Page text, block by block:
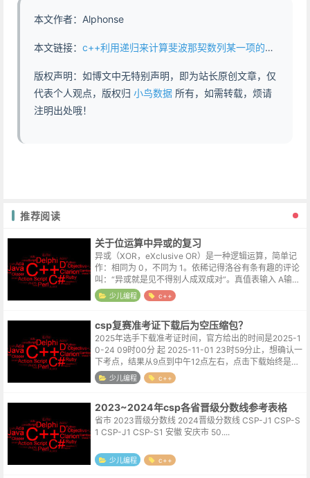
本文作者：Alphonse
本文链接： c++利用递归来计算斐波那契数列某一项的值 - https://www.abddb.com/cpp_calculate_fibonacci_number.html
版权声明：如博文中无特别声明，即为站长原创文章，仅
代表个人观点，版权归 小鸟数据 所有，如需转载，烦请
注明出处哦！
推荐阅读
关于位运算中异或的复习
异或（XOR，eXclusive OR）是一种逻辑运算，简单记
作：相同为 0，不同为 1。依稀记得洛谷有条有趣的评论
叫：“异或就是见不得别人成双成对”。真值表输入 A输入
B输出 (A XOR B)000011101110 常见用途开...
少儿编程 c++
csp复赛准考证下载后为空压缩包？
2025年选手下载准考证时间，官方给出的时间是2025-1
0-24 09时00分 起 2025-11-01 23时59分止，想确认一
下考点，结果从9点到中午12点左右，点击下载始终是一
个空压缩包，直接打了noi官网底部的联系电话。接电...
少儿编程 c++
2023~2024年csp各省晋级分数线参考表格
省市 2023晋级分数线 2024晋级分数线 CSP-J1 CSP-S
1 CSP-J1 CSP-S1 安徽 安庆市 50....
少儿编程 c++